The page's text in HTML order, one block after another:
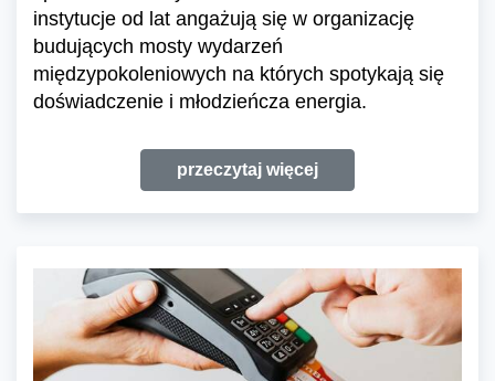
instytucje od lat angażują się w organizację
budujących mosty wydarzeń
międzypokoleniowych na których spotykają się
doświadczenie i młodzieńcza energia.
przeczytaj więcej